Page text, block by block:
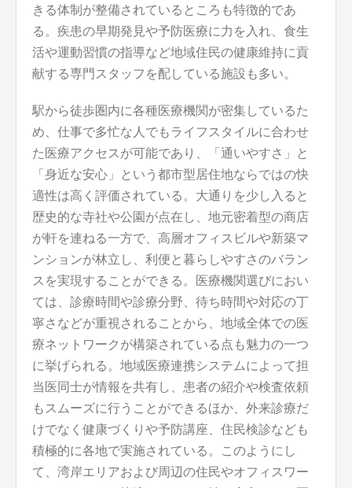
きる体制が整備されているところも特徴的であ
る。疾患の早期発見や予防医療に力を入れ、食生
活や運動習慣の指導など地域住民の健康維持に貢
献する専門スタッフを配している施設も多い。
駅から徒歩圏内に各種医療機関が密集しているた
め、仕事で多忙な人でもライフスタイルに合わせ
た医療アクセスが可能であり、「通いやすさ」と
「身近な安心」という都市型居住地ならではの快
適性は高く評価されている。大通りを少し入ると
歴史的な寺社や公園が点在し、地元密着型の商店
が軒を連ねる一方で、高層オフィスビルや新築マ
ンションが林立し、利便と暮らしやすさのバラン
スを実現することができる。医療機関選びにおい
ては、診療時間や診療分野、待ち時間や対応の丁
寧さなどが重視されることから、地域全体での医
療ネットワークが構築されている点も魅力の一つ
に挙げられる。地域医療連携システムによって担
当医同士が情報を共有し、患者の紹介や検査依頼
もスムーズに行うことができるほか、外来診療だ
けでなく健康づくりや予防講座、住民検診なども
積極的に各地で実施されている。このようにし
て、湾岸エリアおよび周辺の住民やオフィスワー